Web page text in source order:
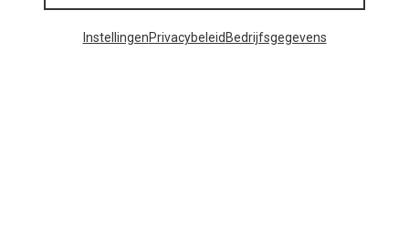
InstellingenPrivacybeleid Bedrijfsgegevens